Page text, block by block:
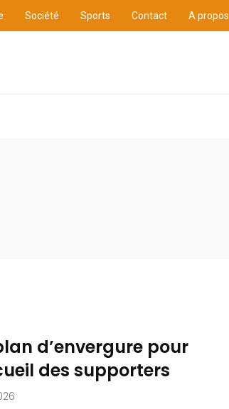
Société Sports Contact A propos
d’envergure pour
des supporters